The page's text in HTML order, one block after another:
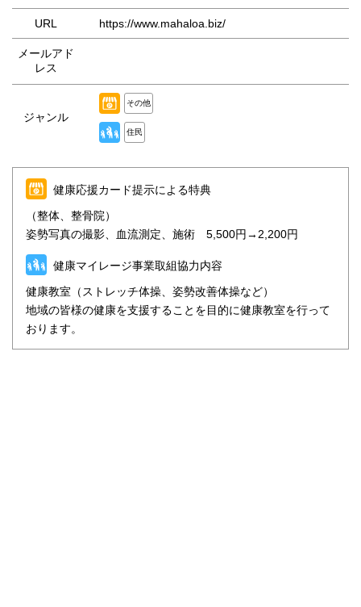
URL https://www.mahaloa.biz/
メールアド
レス
ジャンル
その他
住民
健康応援カード提示による特典
（整体、整骨院）
姿勢写真の撮影、血流測定、施術 5,500円→2,200円
健康マイレージ事業取組協力内容
健康教室（ストレッチ体操、姿勢改善体操など）
地域の皆様の健康を支援することを目的に健康教室を行って
おります。